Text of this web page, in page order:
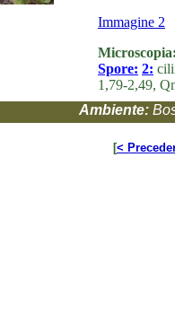
Immagine 2
Spore: 2:
1,79-2,49,
Ambiente:
[<